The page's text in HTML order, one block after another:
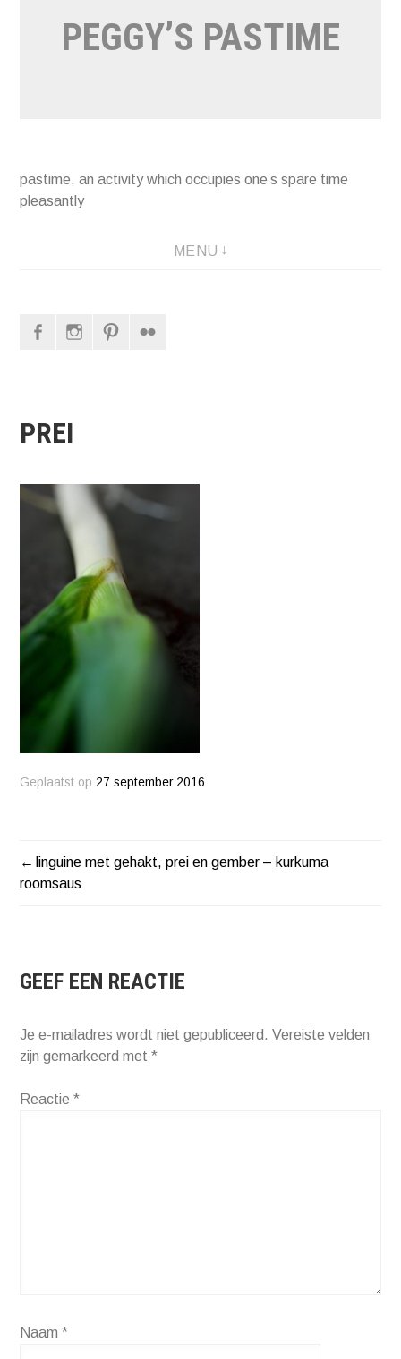
PEGGY’S PASTIME
pastime, an activity which occupies one’s spare time
pleasantly
MENU
FacebookInstagram
PREI
Geplaatst op 27 september 2016
BERICHT
linguine met gehakt, prei en gember – kurkuma
roomsaus
GEEF EEN REACTIE
Je e-mailadres wordt niet gepubliceerd. Vereiste velden
zijn gemarkeerd met*
Reactie*
Naam*